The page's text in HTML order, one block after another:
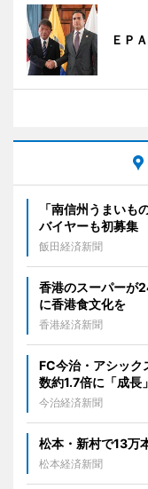
ＥＰ
「南信州うまい
バイヤーも初募集
飯田経済新聞
香港のスーパーが
に香港食文化を
香港経済新聞
FC今治・アシッ
数約1.7倍に「成長」
今治経済新聞
松本・新村で13万
松本経済新聞